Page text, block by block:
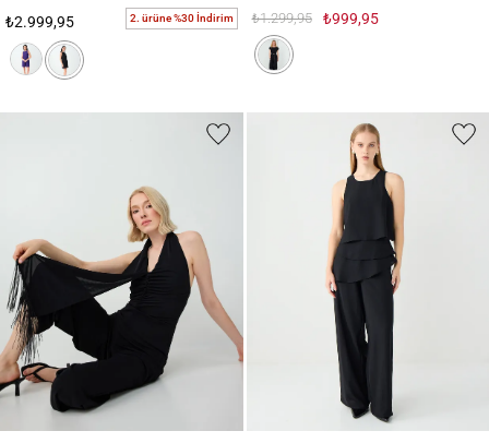
₺2.999,95
2. ürüne %30 İndirim ₺1.299,95 ₺999,95